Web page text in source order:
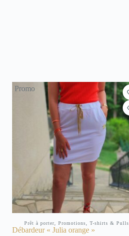
Promo
Prêt à porter, Promotions, T-shirts & Pulls
Débardeur « Julia orange »